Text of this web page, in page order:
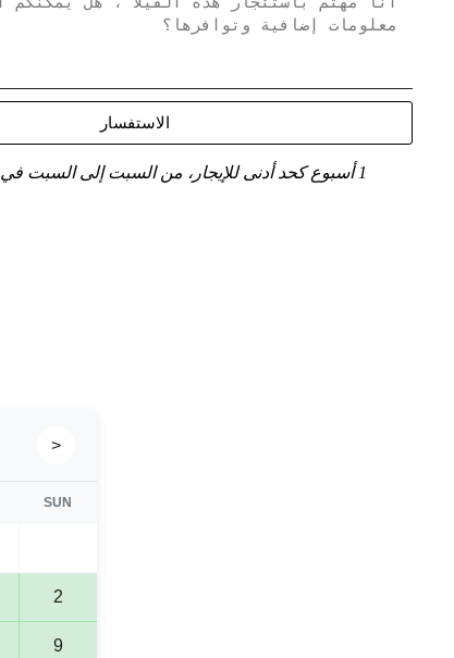
الاستفسار
1 أسبوع كحد أدنى للإيجار، من السبت إلى السبت في موسم الذروة
<
SUN
2
9